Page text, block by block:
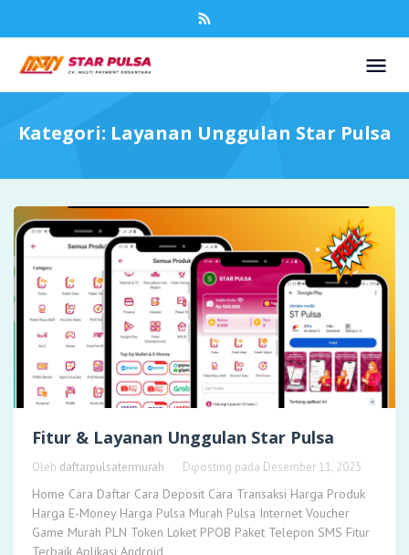
Kategori: Layanan Unggulan Star Pulsa
Fitur & Layanan Unggulan Star Pulsa
Oleh daftarpulsatermurah Diposting pada Desember 11, 2025
Home Cara Daftar Cara Deposit Cara Transaksi Harga Produk
Harga E-Money Harga Pulsa Murah Pulsa Internet Voucher
Game Murah PLN Token Loket PPOB Paket Telepon SMS Fitur
Terbaik Aplikasi Android